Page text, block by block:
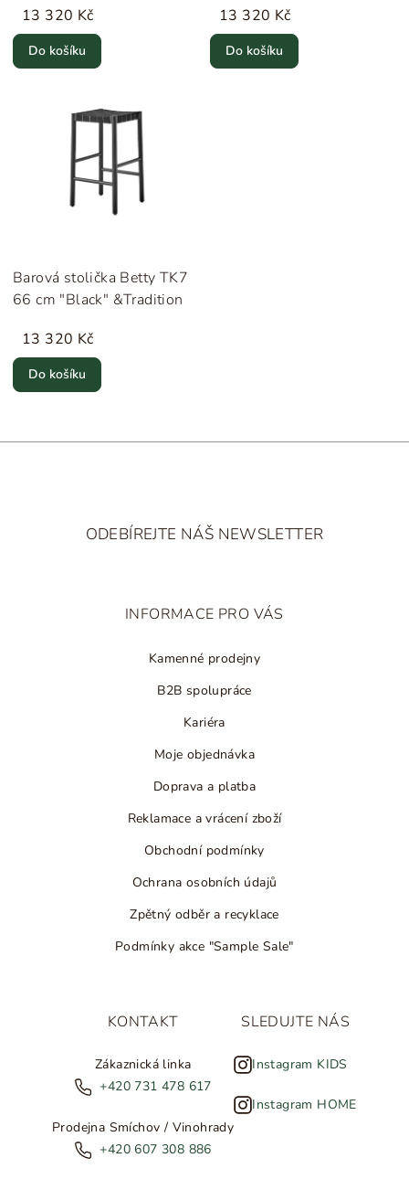
13 320 Kč
Do košíku
13 320 Kč
Do košíku
Barová stolička Betty TK7
66 cm "Black" &Tradition
13 320 Kč
Do košíku
ODEBÍREJTE NÁŠ NEWSLETTER
INFORMACE PRO VÁS
Kamenné prodejny
B2B spolupráce
Kariéra
Moje objednávka
Doprava a platba
Reklamace a vrácení zboží
Obchodní podmínky
Ochrana osobních údajů
Zpětný odběr a recyklace
Podmínky akce "Sample Sale"
KONTAKT
Zákaznická linka
+420 731 478 617
Prodejna Smíchov / Vinohrady
+420 607 308 886
SLEDUJTE NÁS
Instagram KIDS
Instagram HOME